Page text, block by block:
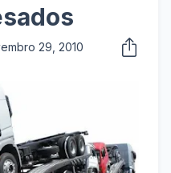
29, 2010